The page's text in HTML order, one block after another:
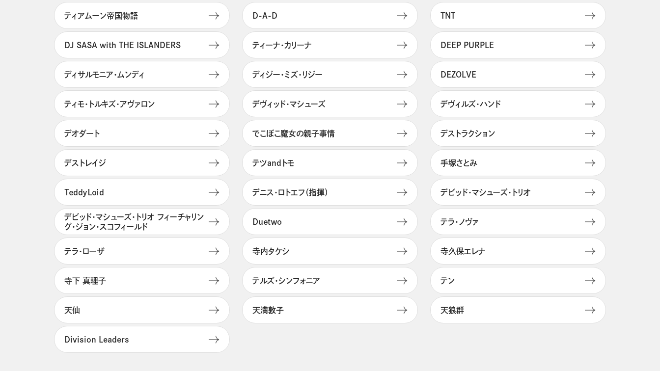
ティアムーン帝国物語 D-A-D TNT
DJ SASA with THE ISLANDERS ティーナ・カリーナ DEEP PURPLE
ディサルモニア・ムンディ ディジー・ミズ・リジー DEZOLVE
ティモ・トルキズ・アヴァロン デヴィッド・マシューズ デヴィルズ・ハンド
デオダート でこぼこ魔女の親子事情 デストラクション
デストレイジ テツandトモ 手塚さとみ
ＴｅｄｄｙＬｏｉｄ デニス・ロトエフ（指揮） デビッド・マシューズ・トリオ
デビッド・マシューズ・トリオ フィーチャリン
グ・ジョン・スコフィールド
Ｄｕｅｔｗｏ テラ・ノヴァ
テラ・ローザ 寺内タケシ 寺久保エレナ
寺下 真理子 テルズ・シンフォニア テン
天仙 天満敦子 天狼群
Division Leaders